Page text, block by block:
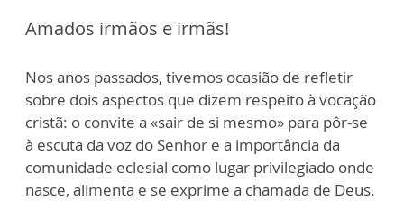
Amados irmãos e irmãs!
Nos anos passados, tivemos ocasião de refletir
sobre dois aspectos que dizem respeito à vocação
cristã: o convite a «sair de si mesmo» para pôr-se
à escuta da voz do Senhor e a importância da
comunidade eclesial como lugar privilegiado onde
nasce, alimenta e se exprime a chamada de Deus.